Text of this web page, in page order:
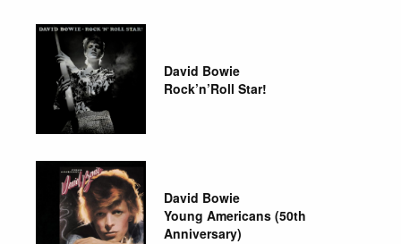
David Bowie
Rock’n’Roll Star!
David Bowie
Young Americans (50th
Anniversary)